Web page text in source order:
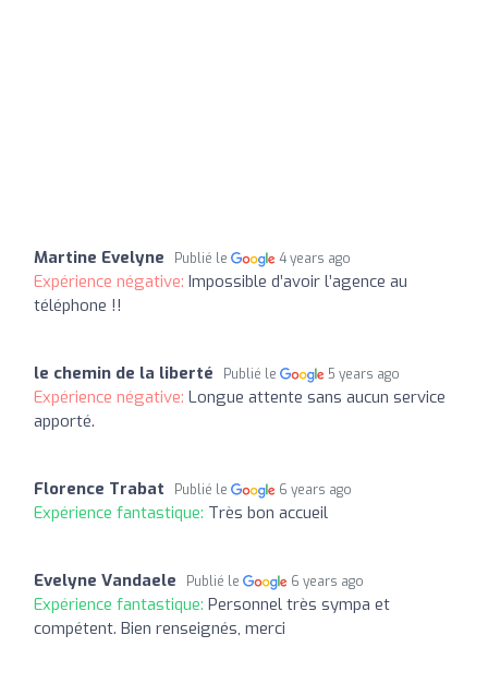
Martine Evelyne Publié le 4 years ago
Expérience négative: Impossible d’avoir l’agence au
téléphone !!
le chemin de la liberté Publié le 5 years ago
Expérience négative: Longue attente sans aucun service
apporté.
Florence Trabat Publié le 6 years ago
Expérience fantastique: Très bon accueil
Evelyne Vandaele Publié le 6 years ago
Expérience fantastique: Personnel très sympa et
compétent. Bien renseignés, merci